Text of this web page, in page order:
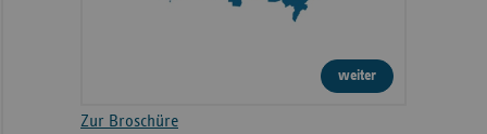
weiter
Zur Broschüre